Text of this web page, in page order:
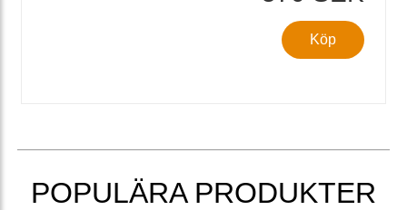
Köp
POPULÄRA PRODUKTER